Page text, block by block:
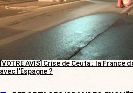
[VOTRE AVIS] Crise de Ceuta : la
avec l’Espagne ?